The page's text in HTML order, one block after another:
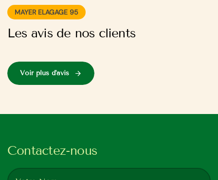
MAYER ELAGAGE 95
Les avis de nos clients
Voir plus d'avis
Contactez-nous